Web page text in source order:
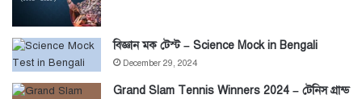
বিজ্ঞান মক টেস্ট – Science Mock in Bengali
December 29, 2024
Grand Slam Tennis Winners 2024 – টেনিস গ্রান্ড